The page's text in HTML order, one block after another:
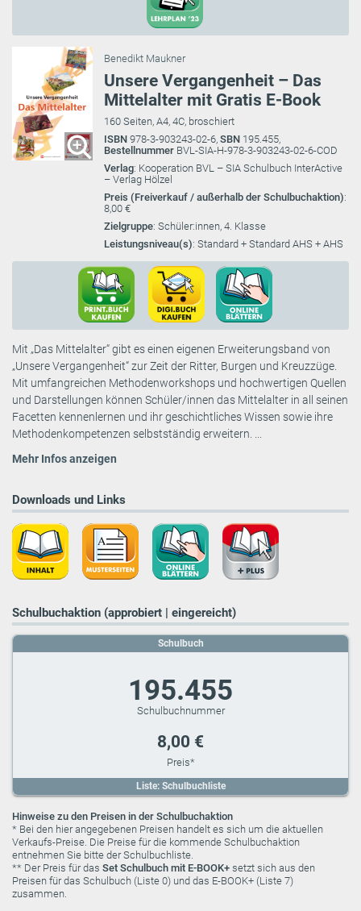
Benedikt Maukner
Unsere Vergangenheit – Das
Mittelalter mit Gratis E-Book
160 Seiten, A4, 4C, broschiert
ISBN 978-3-903243-02-6, SBN 195.455,
Bestellnummer BVL-SIA-H-978-3-903243-02-6-COD
Verlag: Kooperation BVL – SIA Schulbuch InterActive
– Verlag Hölzel
Preis (Freiverkauf / außerhalb der Schulbuchaktion):
8,00 €
Zielgruppe: Schüler:innen, 4. Klasse
Leistungsniveau(s): Standard + Standard AHS + AHS
Mit „Das Mittelalter“ gibt es einen eigenen Erweiterungsband von
„Unsere Vergangenheit“ zur Zeit der Ritter, Burgen und Kreuzzüge.
Mit umfangreichen Methodenworkshops und hochwertigen Quellen
und Darstellungen können Schüler/innen das Mittelalter in all seinen
Facetten kennenlernen und ihr geschichtliches Wissen sowie ihre
Methodenkompetenzen selbstständig erweitern. ...
Mehr Infos anzeigen
Downloads und Links
Schulbuchaktion (approbiert | eingereicht)
Liste: Schulbuchliste
Schulbuch
195.455
8,00 €
Hinweise zu den Preisen in der Schulbuchaktion
* Bei den hier angegebenen Preisen handelt es sich um die aktuellen
Verkaufs-Preise. Die Preise für die kommende Schulbuchaktion
entnehmen Sie bitte der Schulbuchliste.
** Der Preis für das Set Schulbuch mit E-BOOK+ setzt sich aus den
Preisen für das Schulbuch (Liste 0) und das E-BOOK+ (Liste 7)
zusammen.